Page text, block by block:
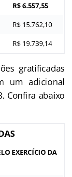
R$ 6.557,55
R$ 15.762,10
R$ 19.739,14
gratificadas
um adicional
Confira abaixo
EXERCÍCIO DA